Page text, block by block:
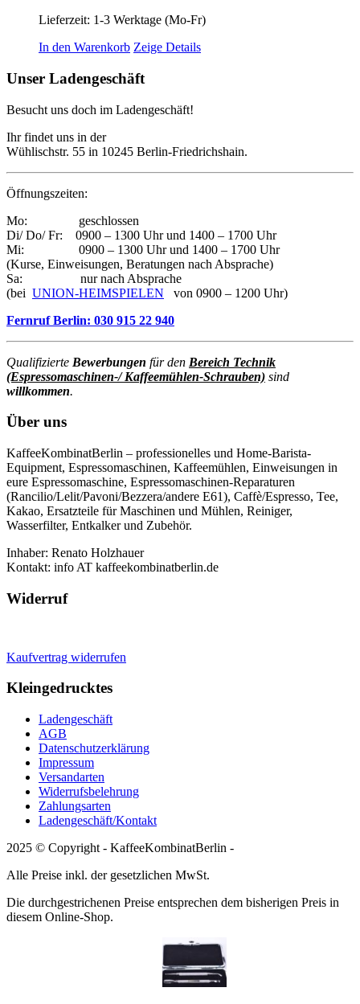
Lieferzeit: 1-3 Werktage (Mo-Fr)
In den Warenkorb Zeige Details
Unser Ladengeschäft
Besucht uns doch im Ladengeschäft!
Ihr findet uns in der
Wühlischstr. 55 in 10245 Berlin-Friedrichshain.
Öffnungszeiten:
Mo: geschlossen
Di/ Do/ Fr: 0900 – 1300 Uhr und 1400 – 1700 Uhr
Mi: 0900 – 1300 Uhr und 1400 – 1700 Uhr
(Kurse, Einweisungen, Beratungen nach Absprache)
Sa: nur nach Absprache
(bei UNION-HEIMSPIELEN von 0900 – 1200 Uhr)
Fernruf Berlin: 030 915 22 940
Qualifizierte Bewerbungen für den Bereich Technik
(Espressomaschinen-/ Kaffeemühlen-Schrauben) sind
willkommen.
Über uns
KaffeeKombinatBerlin – professionelles und Home-Barista-
Equipment, Espressomaschinen, Kaffeemühlen, Einweisungen in
eure Espressomaschine, Espressomaschinen-Reparaturen
(Rancilio/Lelit/Pavoni/Bezzera/andere E61), Caffè/Espresso, Tee,
Kakao, Ersatzteile für Maschinen und Mühlen, Reiniger,
Wasserfilter, Entkalker und Zubehör.
Inhaber: Renato Holzhauer
Kontakt: info AT kaffeekombinatberlin.de
Widerruf
Kaufvertrag widerrufen
Kleingedrucktes
Ladengeschäft
AGB
Datenschutzerklärung
Impressum
Versandarten
Widerrufsbelehrung
Zahlungsarten
Ladengeschäft/Kontakt
2025 © Copyright - KaffeeKombinatBerlin -
Alle Preise inkl. der gesetzlichen MwSt.
Die durchgestrichenen Preise entsprechen dem bisherigen Preis in
diesem Online-Shop.